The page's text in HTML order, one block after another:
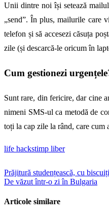
Unii dintre noi își setează
„send”. În plus, mailurile care
telefon și să accesezi căsuța
zile (și descarcă-le oricum în
Cum gestionezi
Sunt rare, din fericire, dar cine
nimeni SMS-ul ca metodă de
toți la cap zile la rând, care cum
life hackstimp liber
Navigare
în
articole
Prăjitură studențească, cu
De văzut într-o zi în Bulgaria
Articole similare